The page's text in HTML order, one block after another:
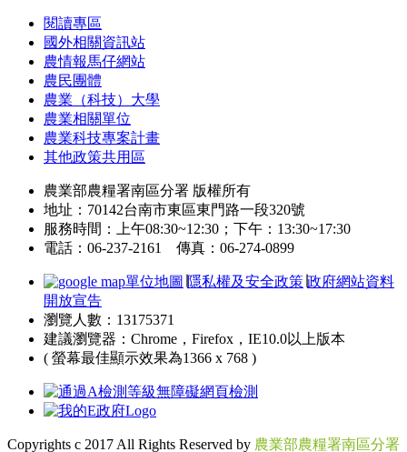
閱讀專區
國外相關資訊站
農情報馬仔網站
農民團體
農業（科技）大學
農業相關單位
農業科技專案計畫
其他政策共用區
農業部農糧署南區分署 版權所有
地址：70142台南市東區東門路一段320號
服務時間：上午08:30~12:30；下午：13:30~17:30
電話：06-237-2161 傳真：06-274-0899
單位地圖 隱私權及安全政策 政府網站資料
開放宣告
瀏覽人數：13175371
建議瀏覽器：Chrome，Firefox，IE10.0以上版本
( 螢幕最佳顯示效果為1366 x 768 )
Copyrights c 2017 All Rights Reserved by 農業部農糧署南區分署